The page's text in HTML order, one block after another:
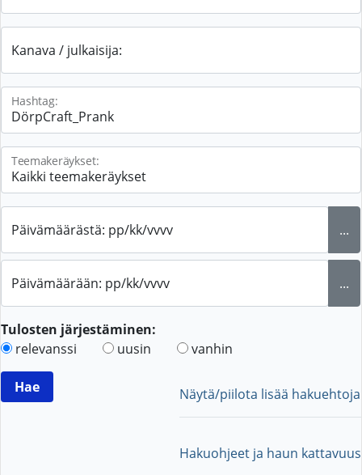
Kanava / julkaisija:
Hashtag:
Teemakeräykset:
Päivämäärästä: pp/kk/vvvv ...
Päivämäärään: pp/kk/vvvv ...
Tulosten järjestäminen:
relevanssi
uusin vanhin
Näytä/piilota lisää hakuehtoja
Hakuohjeet ja haun kattavuus